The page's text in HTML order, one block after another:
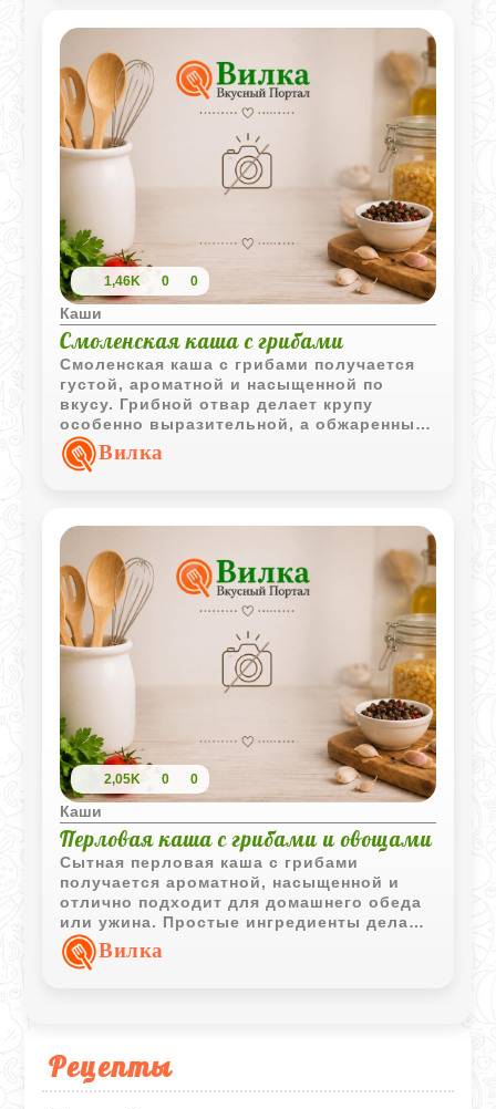
Рецепты
1,46K 0 0
Каши
Смоленская каша с грибами
Смоленская каша с грибами получается
густой, ароматной и насыщенной по
вкусу. Грибной отвар делает крупу
особенно выразительной, а обжаренный
лук добавляет блюду домашний
характер.
Вилка
2,05K 0 0
Каши
Перловая каша с грибами и овощами
Сытная перловая каша с грибами
получается ароматной, насыщенной и
отлично подходит для домашнего обеда
или ужина. Простые ингредиенты делают
блюдо доступным, а грибной отвар
придаёт крупе особенно выразительный
Вилка